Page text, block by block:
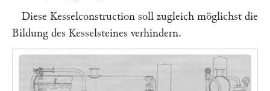
Diese Kesselconstruction soll zugleich möglichst die
Bildung des Kesselsteines verhindern.